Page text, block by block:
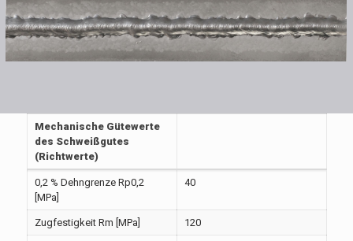
Mechanische Gütewerte
des Schweißgutes
(Richtwerte)
0,2 % Dehngrenze Rp0,2
[MPa]
40
Zugfestigkeit Rm [MPa] 120